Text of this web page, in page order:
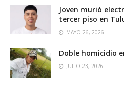
Joven murió
tercer piso en
MAYO 26, 2026
Doble homicidio
JULIO 23, 2026